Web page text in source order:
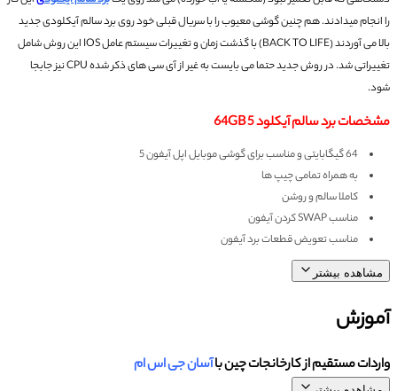
را انجام میدادند.هم چنین گوشی معیوب را با سریال قبلی خود روی برد سالم آیکلودی جدید
بالا می آوردند (BACK TO LIFE)
با گذشت زمان و تغییرات سیستم عامل IOS این روش شامل
تغییراتی شد.
در روش جدید حتما می بایست به غیر از آی سی های ذکر شده CPU نیز جابجا
شود.
مشخصات برد سالم آیکلود 5 64GB
64 گیگابایتی و مناسب برای گوشی موبایل اپل آیفون 5
به همراه تمامی چیپ ها
کاملا سالم و روشن
مناسب SWAP کردن آیفون
مناسب تعویض قطعات برد آیفون
مشاهده بیشتر
آموزش
واردات مستقیم از کارخانجات چین باآسان جی اس ام